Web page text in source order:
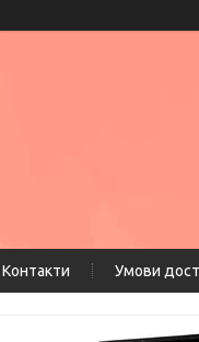
Контакти Умови